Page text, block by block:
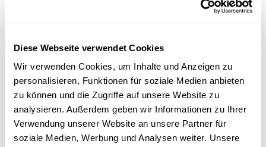
Diese Webseite verwendet Cookies
Wir verwenden Cookies, um Inhalte und Anzeigen zu
personalisieren, Funktionen für soziale Medien anbieten
zu können und die Zugriffe auf unsere Website zu
analysieren. Außerdem geben wir Informationen zu Ihrer
Verwendung unserer Website an unsere Partner für
soziale Medien, Werbung und Analysen weiter. Unsere
DIE ERDE VERMESSEN
Theodolit mit Repetitionskreis, historisches
Meßinstrument
Im MUDAM kannst Du das Original eines Theodolits mit